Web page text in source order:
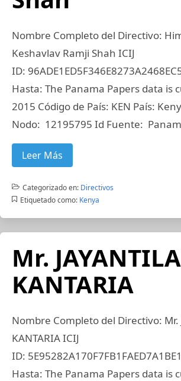
Nombre Completo del Directivo:
Keshavlav Ramji Shah ICIJ
ID:
Hasta: The Panama Papers data is
2015 Código de País: KEN País:
Nodo: 12195795 Id Fuente:
Leer Más
Categorizado en: Directivos
Etiquetado como: Kenya
Mr.
KANTARIA
Nombre Completo del Directivo: Mr.
KANTARIA ICIJ
ID:
Hasta: The Panama Papers data is